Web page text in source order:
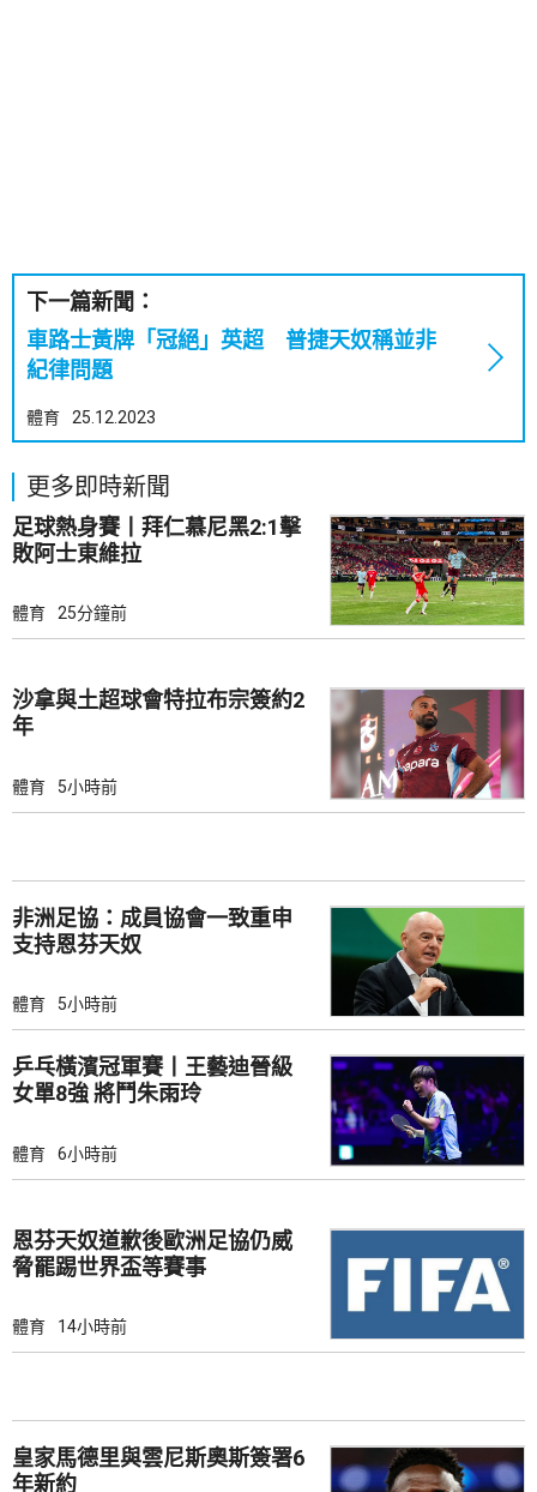
下一篇新聞：
車路士黃牌「冠絕」英超 普捷天奴稱並非
紀律問題
體育 25.12.2023
更多即時新聞
足球熱身賽丨拜仁慕尼黑2:1擊
敗阿士東維拉
體育 25分鐘前
沙拿與土超球會特拉布宗簽約2
年
體育 5小時前
非洲足協：成員協會一致重申
支持恩芬天奴
體育 5小時前
乒乓橫濱冠軍賽丨王藝迪晉級
女單8強 將鬥朱雨玲
體育 6小時前
恩芬天奴道歉後歐洲足協仍威
脅罷踢世界盃等賽事
體育 14小時前
皇家馬德里與雲尼斯奧斯簽署6
年新約